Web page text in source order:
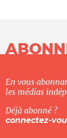
En vous
les médias
Déjà abonné ?
connectez-